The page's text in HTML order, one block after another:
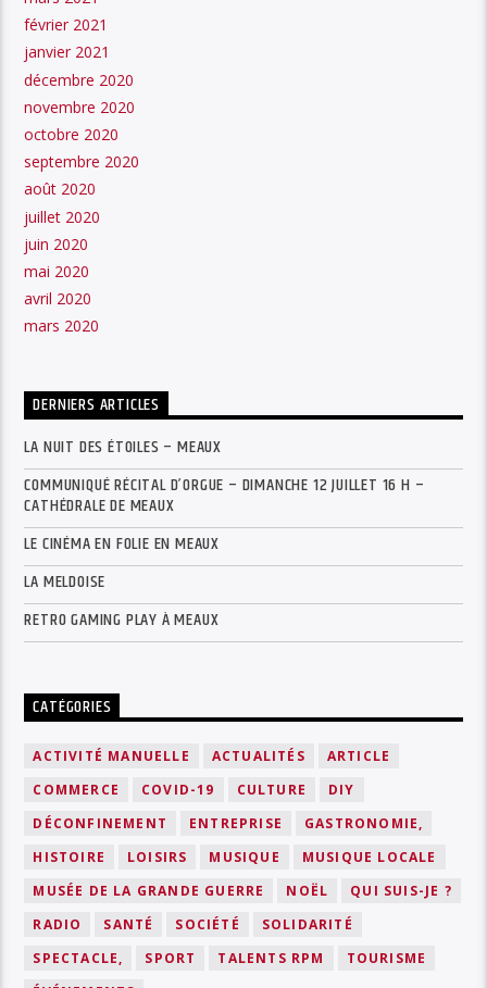
février 2021
janvier 2021
décembre 2020
novembre 2020
octobre 2020
septembre 2020
août 2020
juillet 2020
juin 2020
mai 2020
avril 2020
mars 2020
DERNIERS ARTICLES
LA NUIT DES ÉTOILES – MEAUX
COMMUNIQUÉ RÉCITAL D’ORGUE – DIMANCHE 12 JUILLET 16 H –
CATHÉDRALE DE MEAUX
LE CINÉMA EN FOLIE EN MEAUX
LA MELDOISE
RETRO GAMING PLAY À MEAUX
CATÉGORIES
ACTIVITÉ MANUELLE ACTUALITÉS
ARTICLE
COMMERCE
COVID-19 CULTURE
DIY
DÉCONFINEMENT
ENTREPRISE
GASTRONOMIE,
HISTOIRE
LOISIRS MUSIQUE
MUSIQUE LOCALE
MUSÉE DE LA GRANDE GUERRE
NOËL
QUI SUIS-JE ?
RADIO
SANTÉ SOCIÉTÉ
SOLIDARITÉ
SPECTACLE,
SPORT TALENTS RPM
TOURISME